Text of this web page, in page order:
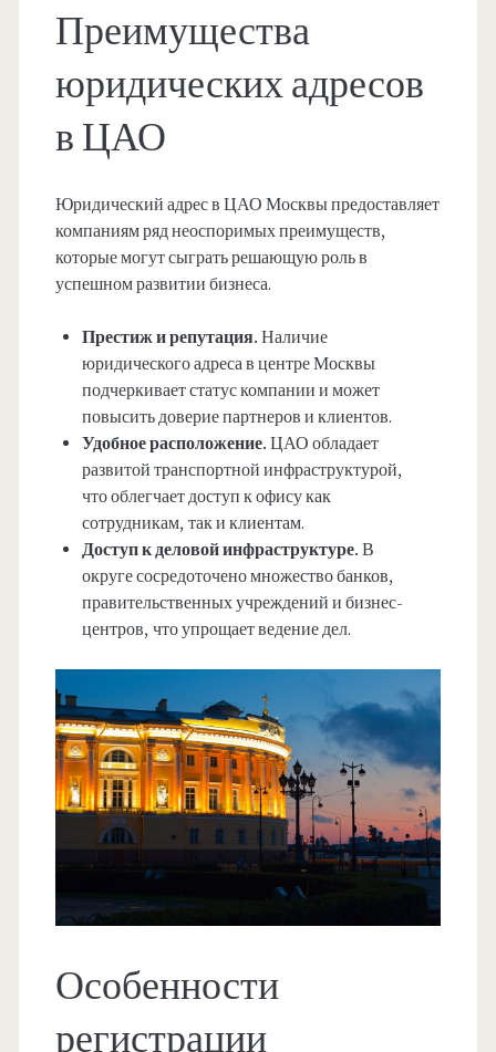
Преимущества
юридических адресов
в ЦАО
Юридический адрес в ЦАО Москвы предоставляет
компаниям ряд неоспоримых преимуществ,
которые могут сыграть решающую роль в
успешном развитии бизнеса.
Престиж и репутация. Наличие
юридического адреса в центре Москвы
подчеркивает статус компании и может
повысить доверие партнеров и клиентов.
Удобное расположение. ЦАО обладает
развитой транспортной инфраструктурой,
что облегчает доступ к офису как
сотрудникам, так и клиентам.
Доступ к деловой инфраструктуре. В
округе сосредоточено множество банков,
правительственных учреждений и бизнес-
центров, что упрощает ведение дел.
Особенности
регистрации